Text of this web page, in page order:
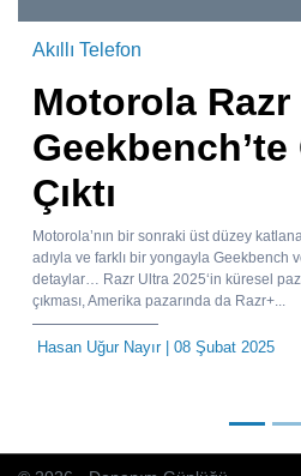
Akıllı Telefon
Motorola Razr
Çıktı
Motorola’nın bir sonraki üst düzey
adıyla ve farklı bir yongayla Geekbench
detaylar… Razr Ultra 2025‘in küresel
çıkması, Amerika pazarında da Razr+...
Hasan Uğur Nayır| 08 Şubat 2025